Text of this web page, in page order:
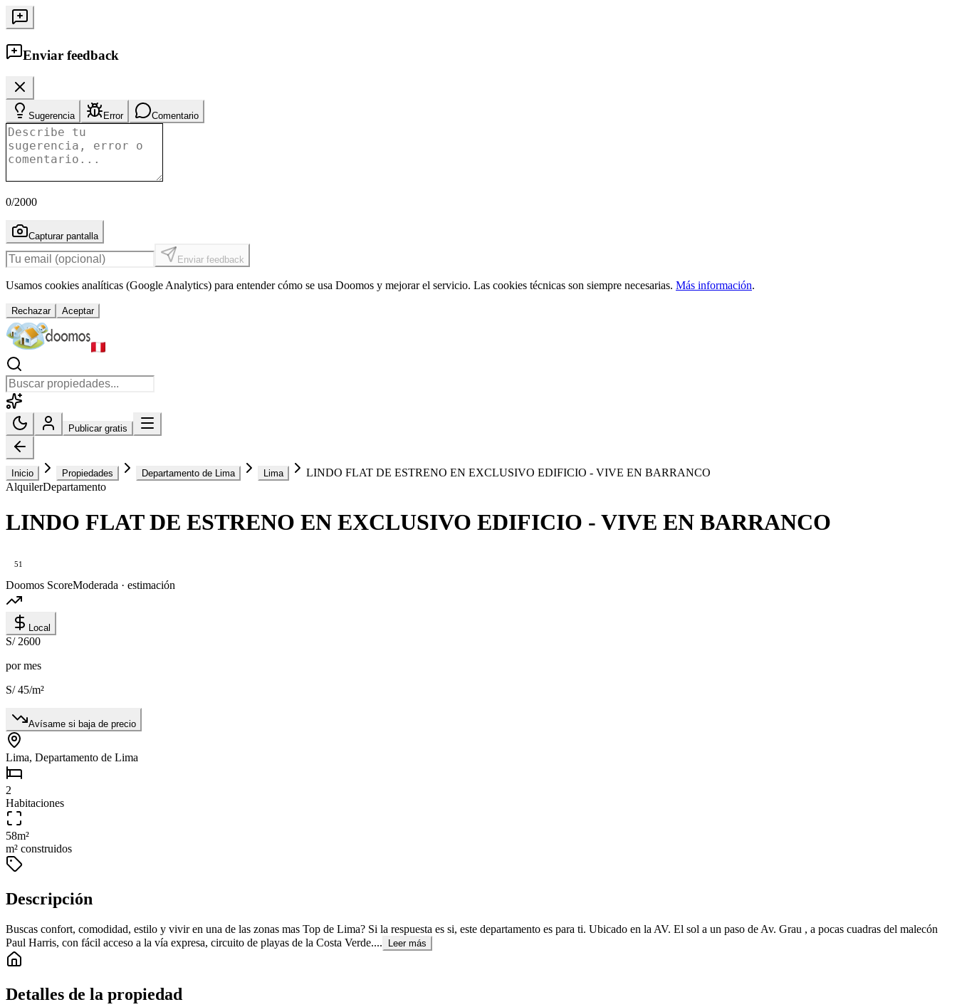
Enviar feedback
Sugerencia Error Comentario
0/2000
Capturar pantalla
Enviar feedback
Usamos cookies analíticas (Google Analytics) para entender cómo se usa Doomos y mejorar el servicio. Las cookies técnicas son siempre necesarias. Más información.
Rechazar Aceptar
Publicar gratis
Inicio Propiedades Departamento de Lima Lima
LINDO FLAT DE ESTRENO EN EXCLUSIVO EDIFICIO - VIVE EN BARRANCO
AlquilerDepartamento
LINDO FLAT DE ESTRENO EN EXCLUSIVO EDIFICIO - VIVE EN BARRANCO
51
Doomos ScoreModerada · estimación
Local
S/ 2600
por mes
S/ 45/m²
Avísame si baja de precio
Lima, Departamento de Lima
2
Habitaciones
58m²
m² construidos
Descripción
Buscas confort, comodidad, estilo y vivir en una de las zonas mas Top de Lima? Si la respuesta es si, este departamento es para ti. Ubicado en la AV. El sol a un paso de Av. Grau , a pocas cuadras del malecón
Paul Harris, con fácil acceso a la vía expresa, circuito de playas de la Costa Verde....
Leer más
Detalles de la propiedad